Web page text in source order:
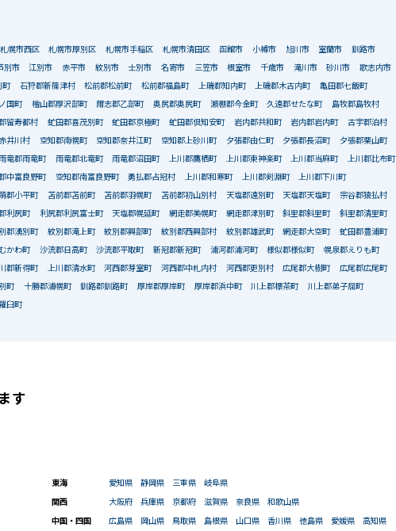
札幌市西区 札幌市厚別区 札幌市手稲区 札幌市清田区 函館市 小樽市 旭川市 室蘭市 釧路市
別市 江別市 赤平市 紋別市 士別市 名寄市 三笠市 根室市 千歳市 滝川市 砂川市 歌志内市
町 石狩郡新篠津村 松前郡松前町 松前郡福島町 上磯郡知内町 上磯郡木古内町 亀田郡七飯町
国町 檜山郡厚沢部町 爾志郡乙部町 奥尻郡奥尻町 瀬棚郡今金町 久遠郡せたな町 島牧郡島牧村
留寿都村 虻田郡喜茂別町 虻田郡京極町 虻田郡倶知安町 岩内郡共和町 岩内郡岩内町 古宇郡泊村
井川村 空知郡南幌町 空知郡奈井江町 空知郡上砂川町 夕張郡由仁町 夕張郡長沼町 夕張郡栗山町
竜郡雨竜町 雨竜郡北竜町 雨竜郡沼田町 上川郡鷹栖町 上川郡東神楽町 上川郡当麻町 上川郡比布町
中富良野町 空知郡南富良野町 勇払郡占冠村 上川郡和寒町 上川郡剣淵町 上川郡下川町
郡小平町 苫前郡苫前町 苫前郡羽幌町 苫前郡初山別村 天塩郡遠別町 天塩郡天塩町 宗谷郡猿払村
利尻町 利尻郡利尻富士町 天塩郡幌延町 網走郡美幌町 網走郡津別町 斜里郡斜里町 斜里郡清里町
郡湧別町 紋別郡滝上町 紋別郡興部町 紋別郡西興部村 紋別郡雄武町 網走郡大空町 虻田郡豊浦町
かわ町 沙流郡日高町 沙流郡平取町 新冠郡新冠町 浦河郡浦河町 様似郡様似町 幌泉郡えりも町
川郡新得町 上川郡清水町 河西郡芽室町 河西郡中札内村 河西郡更別村 広尾郡大樹町 広尾郡広尾町
町 十勝郡浦幌町 釧路郡釧路町 厚岸郡厚岸町 厚岸郡浜中町 川上郡標茶町 川上郡弟子屈町
臼町
す
東海 愛知県 静岡県 三重県 岐阜県
関西 大阪府 兵庫県 京都府 滋賀県 奈良県 和歌山県
中国・四国 広島県 岡山県 鳥取県 島根県 山口県 香川県 徳島県 愛媛県 高知県